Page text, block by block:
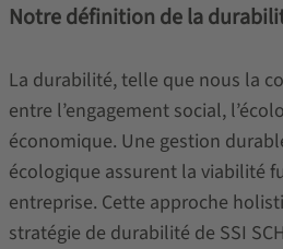
Notre définition de la
La durabilité, telle que nous la
entre l’engagement social,
économique. Une gestion
écologique assurent la viabilité
entreprise. Cette approche
stratégie de durabilité de SSI